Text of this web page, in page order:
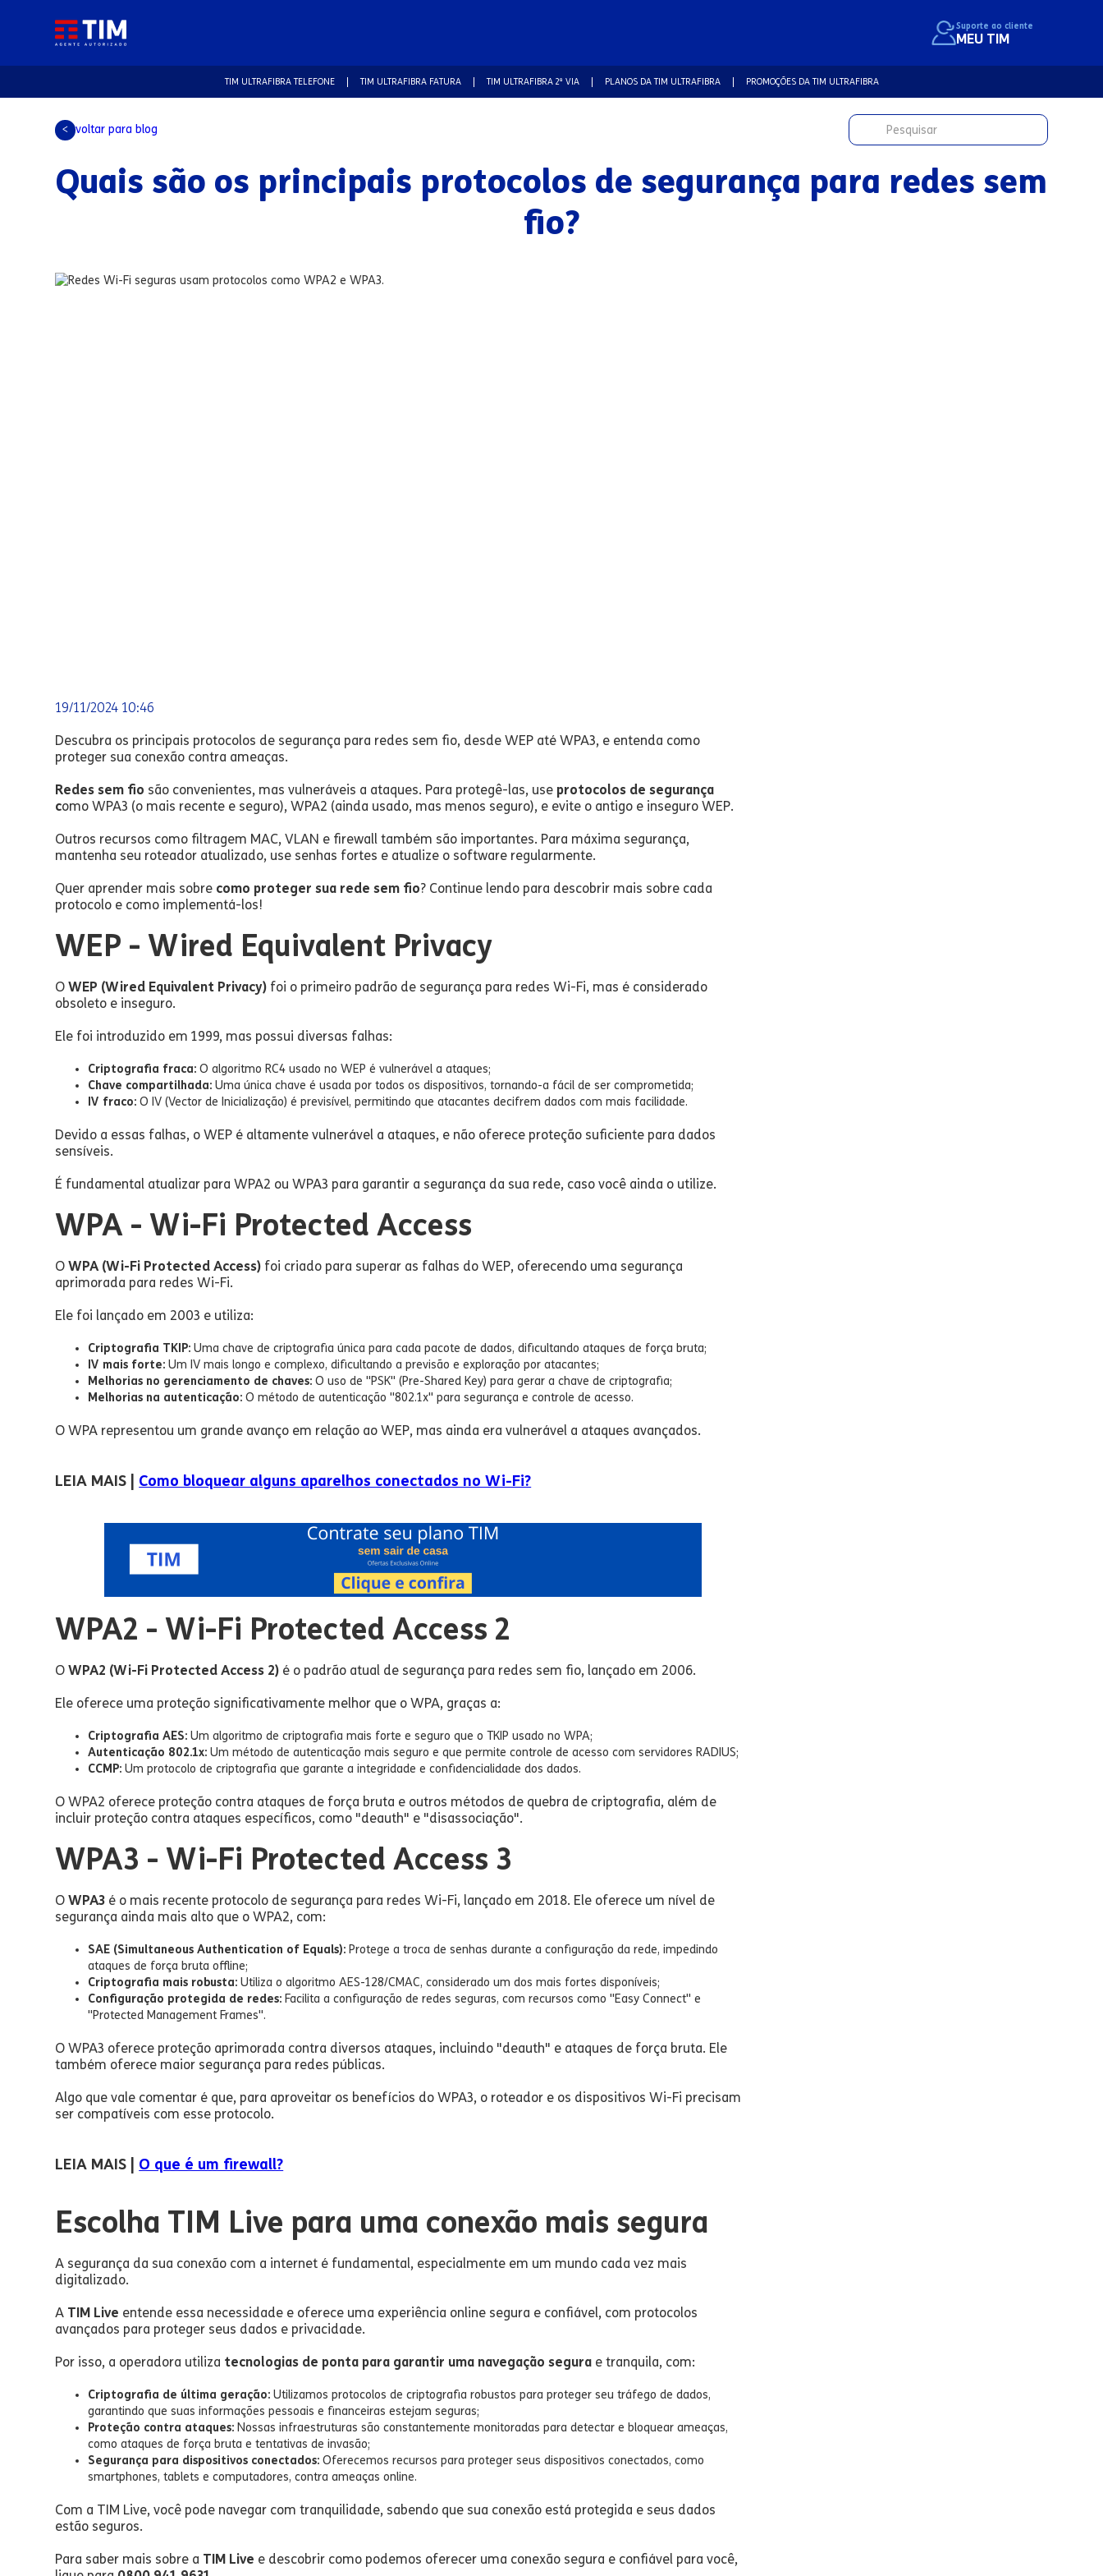
Suporte ao cliente
MEU TIM
TIM ULTRAFIBRA TELEFONE TIM ULTRAFIBRA FATURA TIM ULTRAFIBRA 2ª VIA PLANOS DA TIM ULTRAFIBRA PROMOÇÕES DA TIM ULTRAFIBRA
< voltar para blog
Quais são os principais protocolos de segurança para redes sem
fio?
19/11/2024 10:46
Descubra os principais protocolos de segurança para redes sem fio, desde WEP até WPA3, e entenda como
proteger sua conexão contra ameaças.
Redes sem fio são convenientes, mas vulneráveis a ataques. Para protegê-las, use protocolos de segurança
como WPA3 (o mais recente e seguro), WPA2 (ainda usado, mas menos seguro), e evite o antigo e inseguro WEP.
Outros recursos como filtragem MAC, VLAN e firewall também são importantes. Para máxima segurança,
mantenha seu roteador atualizado, use senhas fortes e atualize o software regularmente.
Quer aprender mais sobre como proteger sua rede sem fio? Continue lendo para descobrir mais sobre cada
protocolo e como implementá-los!
WEP - Wired Equivalent Privacy
O WEP (Wired Equivalent Privacy) foi o primeiro padrão de segurança para redes Wi-Fi, mas é considerado
obsoleto e inseguro.
Ele foi introduzido em 1999, mas possui diversas falhas:
Criptografia fraca:O algoritmo RC4 usado no WEP é vulnerável a ataques;
Chave compartilhada:Uma única chave é usada por todos os dispositivos, tornando-a fácil de ser comprometida;
IV fraco: O IV (Vector de Inicialização) é previsível, permitindo que atacantes decifrem dados com mais facilidade.
Devido a essas falhas, o WEP é altamente vulnerável a ataques, e não oferece proteção suficiente para dados
sensíveis.
É fundamental atualizar para WPA2 ou WPA3 para garantir a segurança da sua rede, caso você ainda o utilize.
WPA - Wi-Fi Protected Access
OWPA (Wi-Fi Protected Access) foi criado para superar as falhas do WEP, oferecendo uma segurança
aprimorada para redes Wi-Fi.
Ele foi lançado em 2003 e utiliza:
Criptografia TKIP:Uma chave de criptografia única para cada pacote de dados, dificultando ataques de força bruta;
IV mais forte: Um IV mais longo e complexo, dificultando a previsão e exploração por atacantes;
Melhorias no gerenciamento de chaves: O uso de "PSK" (Pre-Shared Key) para gerar a chave de criptografia;
Melhorias na autenticação: O método de autenticação "802.1x" para segurança e controle de acesso.
O WPA representou um grande avanço em relação ao WEP, mas ainda era vulnerável a ataques avançados.
LEIA MAIS | Como bloquear alguns aparelhos conectados no Wi-Fi?
WPA2 - Wi-Fi Protected Access 2
OWPA2 (Wi-Fi Protected Access 2) é o padrão atual de segurança para redes sem fio, lançado em 2006.
Ele oferece uma proteção significativamente melhor que o WPA, graças a:
Criptografia AES: Um algoritmo de criptografia mais forte e seguro que o TKIP usado no WPA;
Autenticação 802.1x: Um método de autenticação mais seguro e que permite controle de acesso com servidores RADIUS;
CCMP: Um protocolo de criptografia que garante a integridade e confidencialidade dos dados.
O WPA2 oferece proteção contra ataques de força bruta e outros métodos de quebra de criptografia, além de
incluir proteção contra ataques específicos, como "deauth" e "disassociação".
WPA3 - Wi-Fi Protected Access 3
OWPA3 é o mais recente protocolo de segurança para redes Wi-Fi, lançado em 2018. Ele oferece um nível de
segurança ainda mais alto que o WPA2, com:
SAE (Simultaneous Authentication of Equals): Protege a troca de senhas durante a configuração da rede, impedindo
ataques de força bruta offline;
Criptografia mais robusta: Utiliza o algoritmo AES-128/CMAC, considerado um dos mais fortes disponíveis;
Configuração protegida de redes: Facilita a configuração de redes seguras, com recursos como "Easy Connect" e
"Protected Management Frames".
O WPA3 oferece proteção aprimorada contra diversos ataques, incluindo "deauth" e ataques de força bruta. Ele
também oferece maior segurança para redes públicas.
Algo que vale comentar é que, para aproveitar os benefícios do WPA3, o roteador e os dispositivos Wi-Fi precisam
ser compatíveis com esse protocolo.
LEIA MAIS | O que é um firewall?
Escolha TIM Live para uma conexão mais segura
A segurança da sua conexão com a internet é fundamental, especialmente em um mundo cada vez mais
digitalizado.
A TIM Live entende essa necessidade e oferece uma experiência online segura e confiável, com protocolos
avançados para proteger seus dados e privacidade.
Por isso, a operadora utiliza tecnologias de ponta para garantir uma navegação segura e tranquila, com:
Criptografia de última geração:Utilizamos protocolos de criptografia robustos para proteger seu tráfego de dados,
garantindo que suas informações pessoais e financeiras estejam seguras;
Proteção contra ataques: Nossas infraestruturas são constantemente monitoradas para detectar e bloquear ameaças,
como ataques de força bruta e tentativas de invasão;
Segurança para dispositivos conectados: Oferecemos recursos para proteger seus dispositivos conectados, como
smartphones, tablets e computadores, contra ameaças online.
Com a TIM Live, você pode navegar com tranquilidade, sabendo que sua conexão está protegida e seus dados
estão seguros.
Para saber mais sobre a TIM Live e descobrir como podemos oferecer uma conexão segura e confiável para você,